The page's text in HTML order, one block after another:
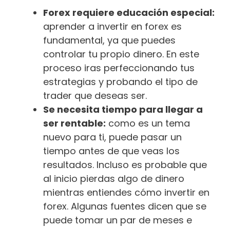
Forex requiere educación especial:
aprender a invertir en forex es
fundamental, ya que puedes
controlar tu propio dinero. En este
proceso iras perfeccionando tus
estrategias y probando el tipo de
trader que deseas ser.
Se necesita tiempo para llegar a
ser rentable: como es un tema
nuevo para ti, puede pasar un
tiempo antes de que veas los
resultados. Incluso es probable que
al inicio pierdas algo de dinero
mientras entiendes cómo invertir en
forex. Algunas fuentes dicen que se
puede tomar un par de meses e